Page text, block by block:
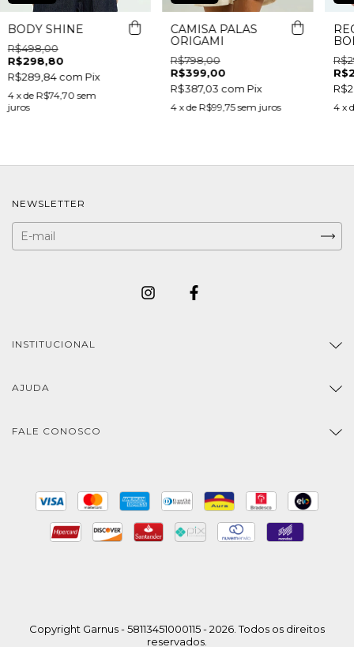
BODY SHINE
R$498,00
R$298,80
R$289,84com Pix
4 x de R$74,70 sem
juros
CAMISA PALAS
ORIGAMI
R$798,00
R$399,00
R$387,03 com Pix
4 x de R$99,75 sem juros 4 x
NEWSLETTER
INSTITUCIONAL
AJUDA
FALE CONOSCO
Copyright Garnus - 58113451000115 - 2026. Todos os direitos
reservados.